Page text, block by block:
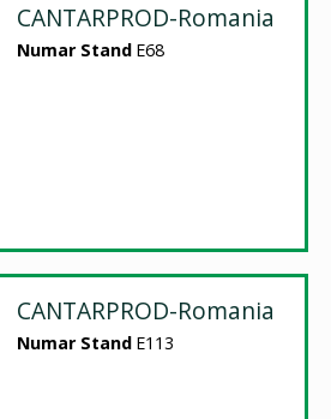
CANTARPROD-Romania
Numar Stand E68
CANTARPROD-Romania
Numar Stand E113